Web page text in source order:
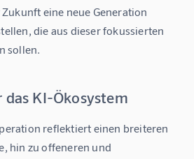
eine neue Generation
die aus dieser fokussierten
sollen.
KI-Ökosystem
reflektiert einen breiteren
hin zu offeneren und